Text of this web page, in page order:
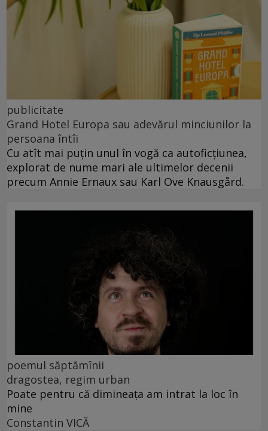
publicitate
Grand Hotel Europa sau adevărul minciunilor la
persoana întîi
Cu atît mai puțin unul în vogă ca autoficțiunea,
explorat de nume mari ale ultimelor decenii
precum Annie Ernaux sau Karl Ove Knausgård.
poemul săptămînii
dragostea, regim urban
Poate pentru că dimineața am intrat la loc în
mine
Constantin VICĂ